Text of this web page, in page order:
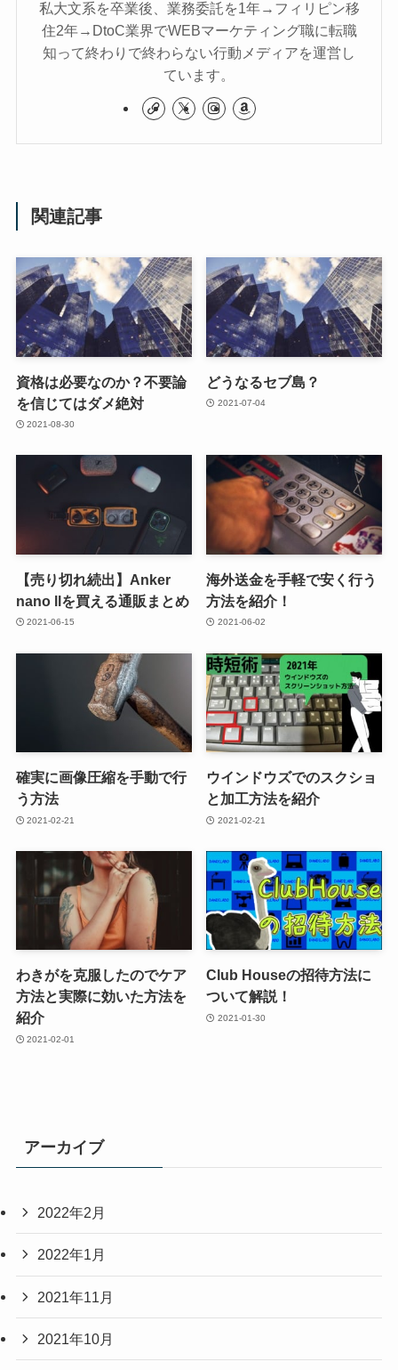
私大文系を卒業後、業務委託を1年→フィリピン移
住2年→DtoC業界でWEBマーケティング職に転職
知って終わりで終わらない行動メディアを運営し
ています。
関連記事
資格は必要なのか？不要論
を信じてはダメ絶対
2021-08-30
どうなるセブ島？
2021-07-04
【売り切れ続出】Anker
nano llを買える通販まとめ
2021-06-15
海外送金を手軽で安く行う
方法を紹介！
2021-06-02
確実に画像圧縮を手動で行
う方法
2021-02-21
ウインドウズでのスクショ
と加工方法を紹介
2021-02-21
わきがを克服したのでケア
方法と実際に効いた方法を
紹介
2021-02-01
Club Houseの招待方法に
ついて解説！
2021-01-30
アーカイブ
2022年2月
2022年1月
2021年11月
2021年10月